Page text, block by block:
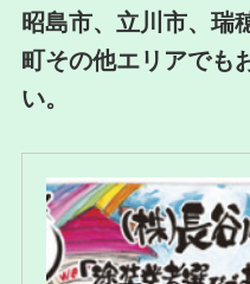
昭島市、立川市、瑞
町その他エリアでも
い。